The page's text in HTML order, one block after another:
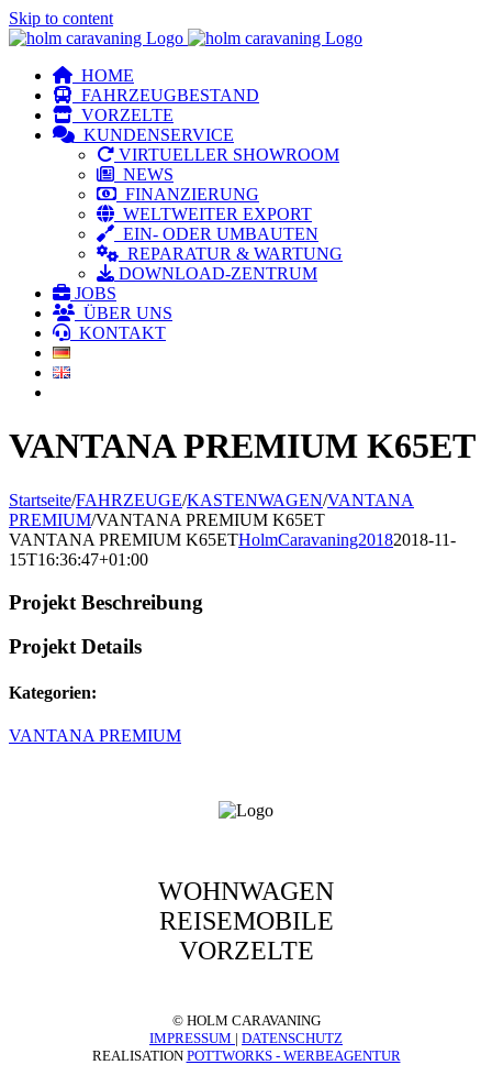
Skip to content
HOME
FAHRZEUGBESTAND
VORZELTE
KUNDENSERVICE
VIRTUELLER SHOWROOM
NEWS
FINANZIERUNG
WELTWEITER EXPORT
EIN- ODER UMBAUTEN
REPARATUR & WARTUNG
DOWNLOAD-ZENTRUM
JOBS
ÜBER UNS
KONTAKT
VANTANA PREMIUM K65ET
Startseite/FAHRZEUGE/KASTENWAGEN/VANTANA
PREMIUM/VANTANA PREMIUM K65ET
VANTANA PREMIUM K65ETHolmCaravaning20182018-11-
15T16:36:47+01:00
Projekt Beschreibung
Projekt Details
Kategorien:
VANTANA PREMIUM
WOHNWAGEN
REISEMOBILE
VORZELTE
© HOLM CARAVANING
IMPRESSUM | DATENSCHUTZ
REALISATION POTTWORKS - WERBEAGENTUR